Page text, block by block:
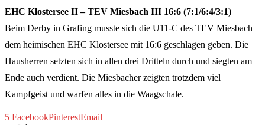
EHC Klostersee II – TEV Miesbach III 16:6 (7:1/6:4/3:1)
Beim Derby in Grafing musste sich die U11-C des TEV Miesbach
dem heimischen EHC Klostersee mit 16:6 geschlagen geben. Die
Hausherren setzten sich in allen drei Dritteln durch und siegten am
Ende auch verdient. Die Miesbacher zeigten trotzdem viel
Kampfgeist und warfen alles in die Waagschale.
5 FacebookPinterestEmail